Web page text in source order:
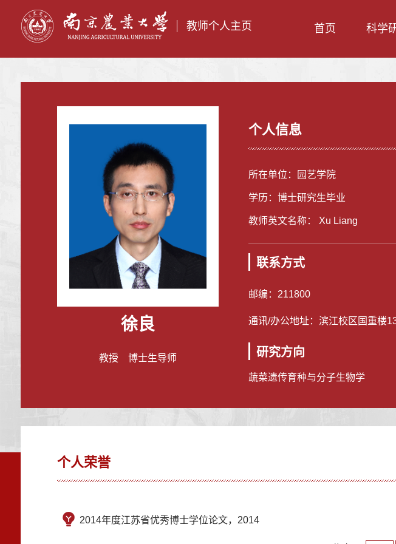
教师个人主页 首页 科学
徐良
教授 博士生导师
个人信息
所在单位：园艺学院
学历：博士研究生毕业
教师英文名称： Xu Liang
联系方式
邮编： 211800
通讯/办公地址： 滨江校区国重楼
研究方向
蔬菜遗传育种与分子生物学
个人荣誉
2014年度江苏省优秀博士学位论文，2014